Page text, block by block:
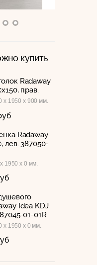
купить
Radaway
прав.
x 1950 x 900 мм.
Radaway
лев. 387050-
1950 x 0 мм.
Idea KDJ
01-01R
x 1950 x 0 мм.